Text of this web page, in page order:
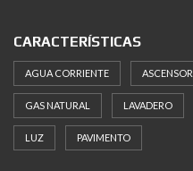
CARACTERÍSTICAS
AGUA CORRIENTE ASCENSOR
GAS NATURAL LAVADERO
LUZ PAVIMENTO